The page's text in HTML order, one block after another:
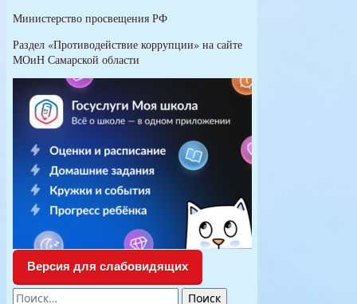
Министерство просвещения РФ
Раздел «Противодействие коррупции» на сайте
МОиН Самарской области
Версия для слабовидящих
Найти: